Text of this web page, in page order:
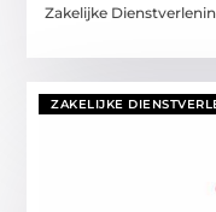
Zakelijke
ZAKELIJKE